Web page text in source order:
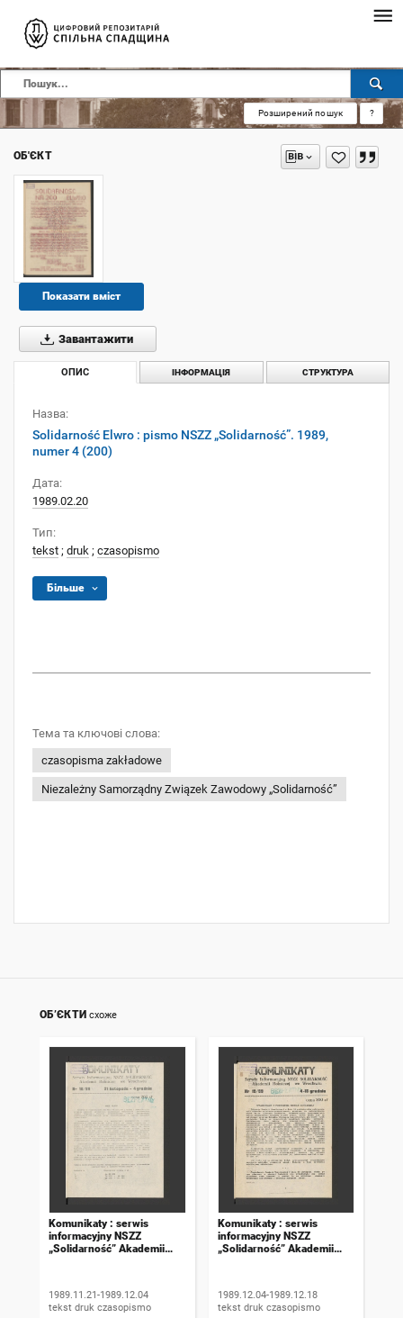
Розширений пошук ?
ОБ'ЄКТ
Показати вміст
Завантажити
ОПИС ІНФОРМАЦІЯ СТРУКТУРА
Назва:
Solidarność Elwro : pismo NSZZ „Solidarność”. 1989,
numer 4 (200)
Дата:
1989.02.20
Тип:
tekst ; druk ; czasopismo
Більше
Тема та ключові слова:
czasopisma zakładowe
Niezależny Samorządny Związek Zawodowy „Solidarność”
ОБ’ЄКТИ схоже
Komunikaty : serwis
informacyjny NSZZ
„Solidarność” Akademii
1989.11.21-1989.12.04
tekst druk czasopismo
Komunikaty : serwis
informacyjny NSZZ
„Solidarność” Akademii
1989.12.04-1989.12.18
tekst druk czasopismo